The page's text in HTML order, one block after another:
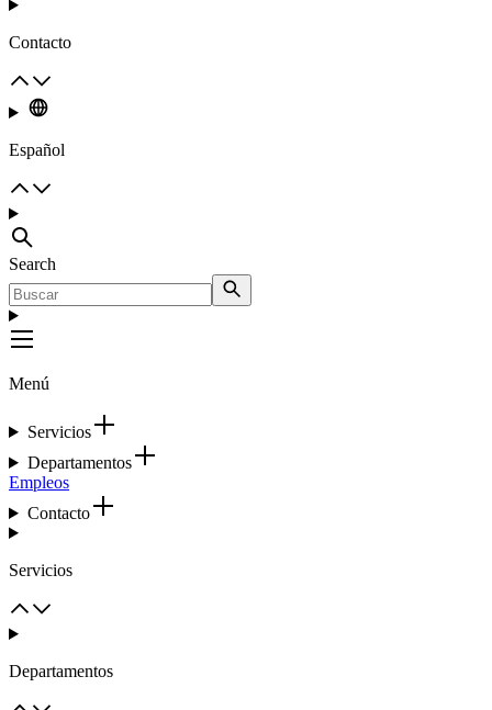
Contacto
Español
Search
Menú
Servicios
Departamentos
Empleos
Contacto
Servicios
Departamentos